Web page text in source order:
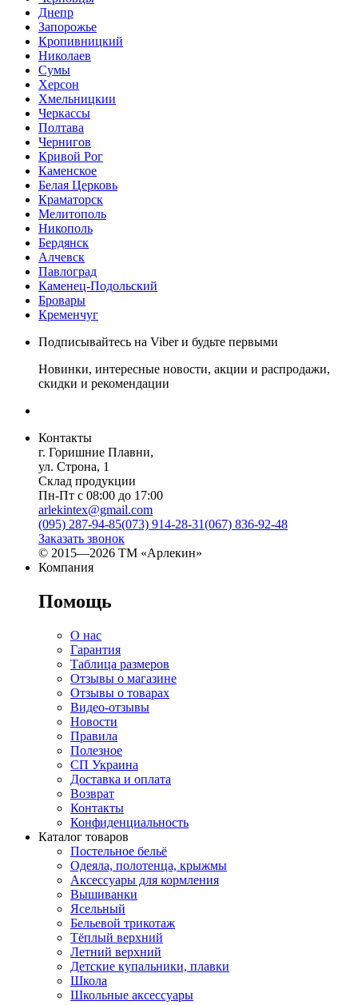
Днепр
Запорожье
Кропивницкий
Николаев
Сумы
Херсон
Хмельницкии
Черкассы
Полтава
Чернигов
Кривой Рог
Каменское
Белая Церковь
Краматорск
Мелитополь
Никополь
Бердянск
Алчевск
Павлоград
Каменец-Подольский
Бровары
Кременчуг
Подписывайтесь на Viber и будьте первыми
Новинки, интересные новости, акции и распродажи,
скидки и рекомендации
Контакты
г. Горишние Плавни,
ул. Строна, 1
Склад продукции
Пн-Пт с 08:00 до 17:00
arlekintex@gmail.com
(095) 287-94-85(073) 914-28-31(067) 836-92-48
Заказать звонок
© 2015—2026 ТМ «Арлекин»
Компания
Помощь
О нас
Гарантия
Таблица размеров
Отзывы о магазине
Отзывы о товарах
Видео-отзывы
Новости
Правила
Полезное
СП Украина
Доставка и оплата
Возврат
Контакты
Конфиденциальность
Каталог товаров
Постельное бельё
Одеяла, полотенца, крыжмы
Аксессуары для кормления
Вышиванки
Ясельный
Бельевой трикотаж
Тёплый верхний
Летний верхний
Детские купальники, плавки
Школа
Школьные аксессуары